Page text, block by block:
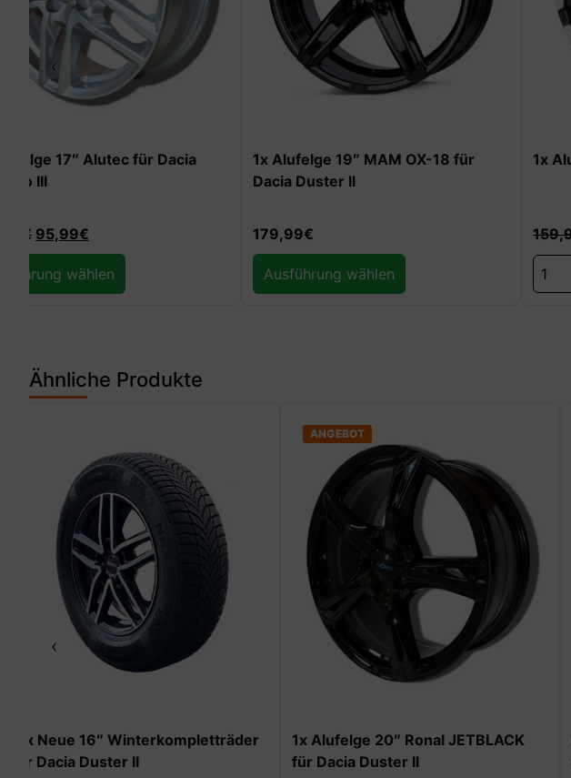
‹
1x Alufelge 19″ MAM OX-18 für
Dacia Duster II
179,99
Ausführung wählen
1x Alufelge 17″ für Dacia Duster II
Ähnliche Produkte
‹
1x Alufelge 20″ Ronal JETBLACK
für Dacia Duster II
4 x Neue 16″ Winterkompletträder
für Dacia Jogger